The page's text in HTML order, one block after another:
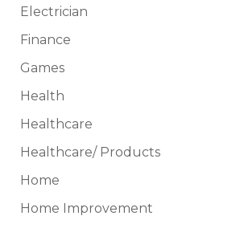
Electrician
Finance
Games
Health
Healthcare
Healthcare/ Products
Home
Home Improvement